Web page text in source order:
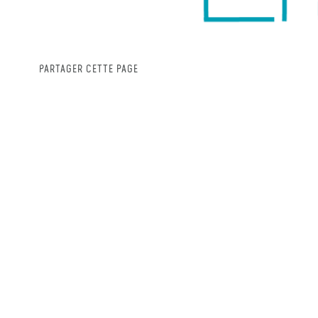
PARTAGER CETTE PAGE